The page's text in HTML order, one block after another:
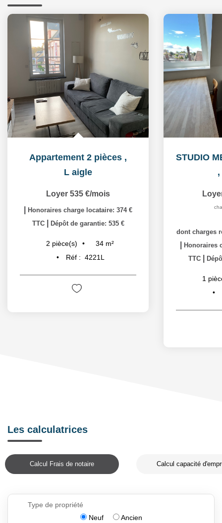
Appartement 2 pièces ,
L aigle
Loyer 535 €/mois
Honoraires charge locataire: 374 €
TTC
Dépôt de garantie: 535 €
2 pièce(s) 34 m²
Réf : 4221L
,
dont charges
Honoraires
TTC
1
Les calculatrices
Calcul Frais de notaire Calcul capacité